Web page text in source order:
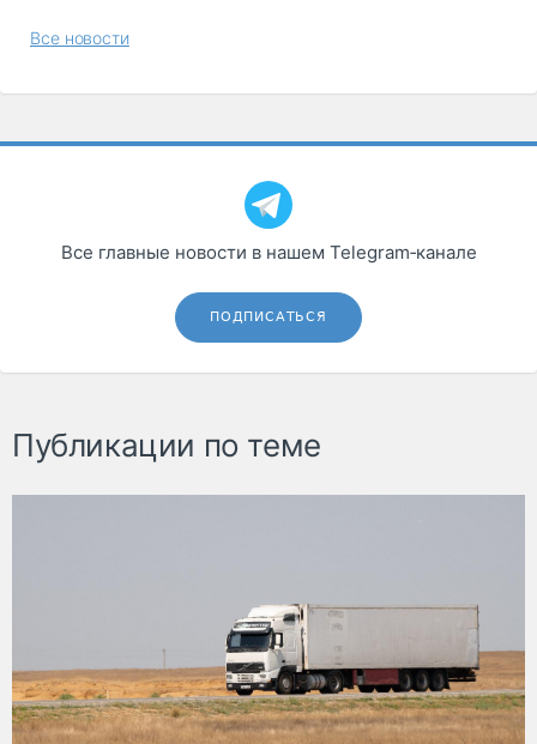
Все новости
Все главные новости в нашем Telegram‑канале
ПОДПИСАТЬСЯ
Публикации по теме